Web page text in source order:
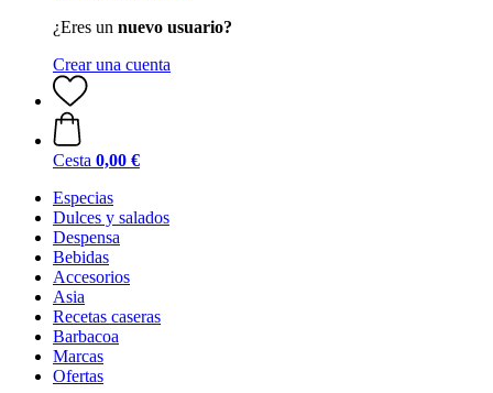
¿Eres un nuevo usuario?
Crear una cuenta
Cesta 0,00 €
Especias
Dulces y salados
Despensa
Bebidas
Accesorios
Asia
Recetas caseras
Barbacoa
Marcas
Ofertas